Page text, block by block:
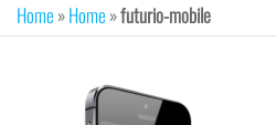
Home »Home »futurio-mobile